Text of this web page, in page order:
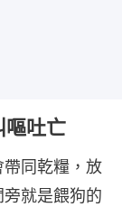
吐亡
帶同乾糧，放
就是餵狗的